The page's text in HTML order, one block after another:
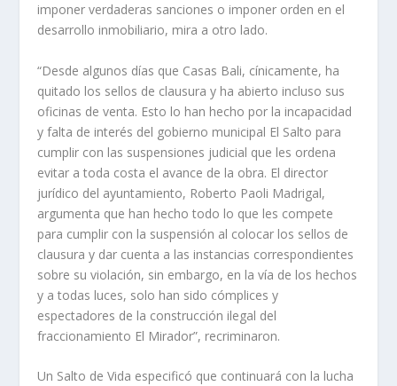
imponer verdaderas sanciones o imponer orden en el
desarrollo inmobiliario, mira a otro lado.
“Desde algunos días que Casas Bali, cínicamente, ha
quitado los sellos de clausura y ha abierto incluso sus
oficinas de venta. Esto lo han hecho por la incapacidad
y falta de interés del gobierno municipal El Salto para
cumplir con las suspensiones judicial que les ordena
evitar a toda costa el avance de la obra. El director
jurídico del ayuntamiento, Roberto Paoli Madrigal,
argumenta que han hecho todo lo que les compete
para cumplir con la suspensión al colocar los sellos de
clausura y dar cuenta a las instancias correspondientes
sobre su violación, sin embargo, en la vía de los hechos
y a todas luces, solo han sido cómplices y
espectadores de la construcción ilegal del
fraccionamiento El Mirador”, recriminaron.
Un Salto de Vida especificó que continuará con la lucha